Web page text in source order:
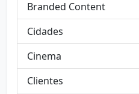
Branded Content
Cidades
Cinema
Clientes